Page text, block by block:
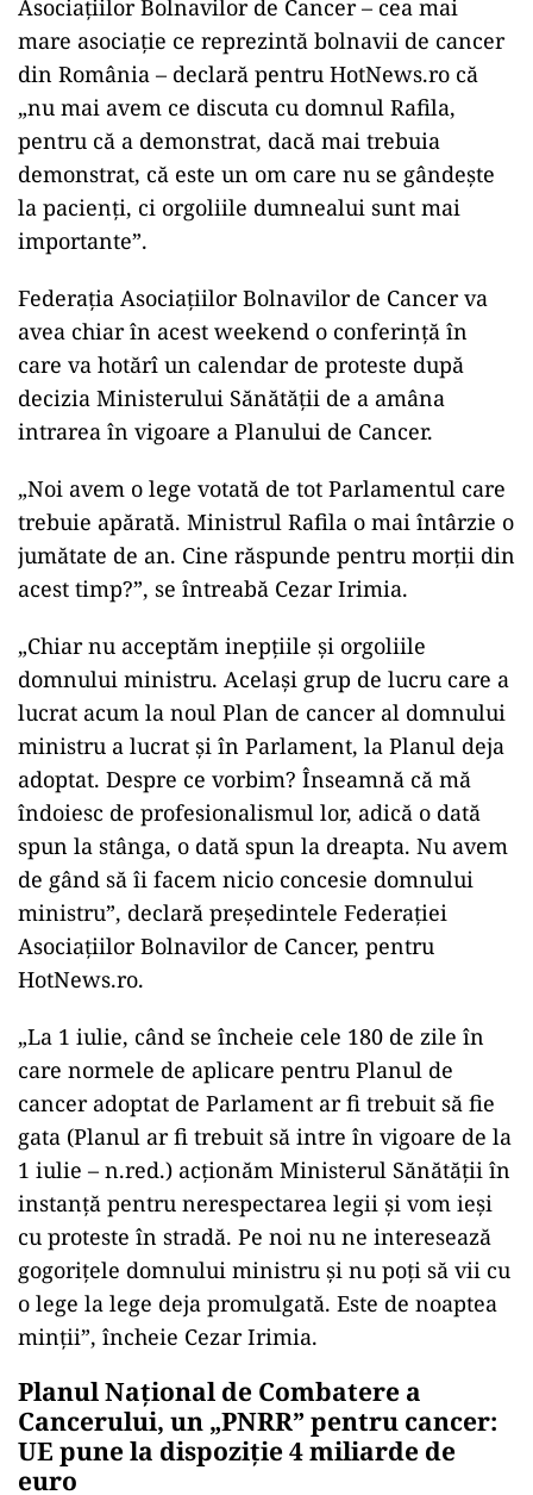
Asociațiilor Bolnavilor de Cancer – cea mai
mare asociație ce reprezintă bolnavii de cancer
din România – declară pentru HotNews.ro că
„nu mai avem ce discuta cu domnul Rafila,
pentru că a demonstrat, dacă mai trebuia
demonstrat, că este un om care nu se gândește
la pacienți, ci orgoliile dumnealui sunt mai
importante”.
Federația Asociațiilor Bolnavilor de Cancer va
avea chiar în acest weekend o conferință în
care va hotărî un calendar de proteste după
decizia Ministerului Sănătății de a amâna
intrarea în vigoare a Planului de Cancer.
„Noi avem o lege votată de tot Parlamentul care
trebuie apărată. Ministrul Rafila o mai întârzie o
jumătate de an. Cine răspunde pentru morții din
acest timp?”, se întreabă Cezar Irimia.
„Chiar nu acceptăm inepțiile și orgoliile
domnului ministru. Același grup de lucru care a
lucrat acum la noul Plan de cancer al domnului
ministru a lucrat și în Parlament, la Planul deja
adoptat. Despre ce vorbim? Înseamnă că mă
îndoiesc de profesionalismul lor, adică o dată
spun la stânga, o dată spun la dreapta. Nu avem
de gând să îi facem nicio concesie domnului
ministru”, declară președintele Federației
Asociațiilor Bolnavilor de Cancer, pentru
HotNews.ro.
„La 1 iulie, când se încheie cele 180 de zile în
care normele de aplicare pentru Planul de
cancer adoptat de Parlament ar fi trebuit să fie
gata (Planul ar fi trebuit să intre în vigoare de la
1 iulie – n.red.) acționăm Ministerul Sănătății în
instanță pentru nerespectarea legii și vom ieși
cu proteste în stradă. Pe noi nu ne interesează
gogorițele domnului ministru și nu poți să vii cu
o lege la lege deja promulgată. Este de noaptea
minții”, încheie Cezar Irimia.
Planul Național de Combatere a
Cancerului, un „PNRR” pentru cancer:
UE pune la dispoziție 4 miliarde de
euro